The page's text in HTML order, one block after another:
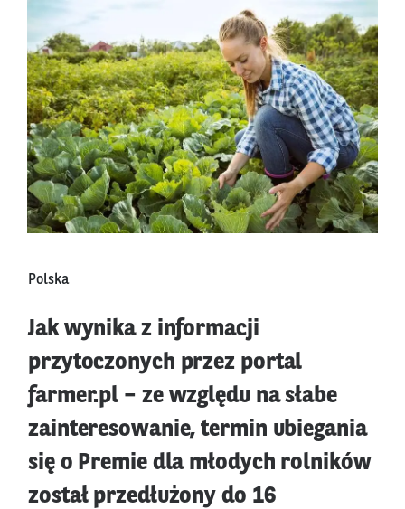
Polska
Jak wynika z informacji
przytoczonych przez portal
farmer.pl – ze względu na słabe
zainteresowanie, termin ubiegania
się o Premie dla młodych rolników
został przedłużony do 16